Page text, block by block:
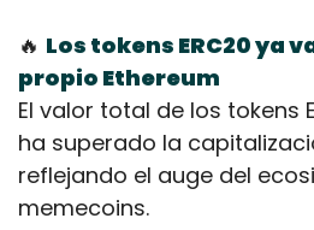
🔥 Los tokens ERC20 ya
propio Ethereum
El valor total de los tokens
ha superado la
reflejando el auge del
memecoins.